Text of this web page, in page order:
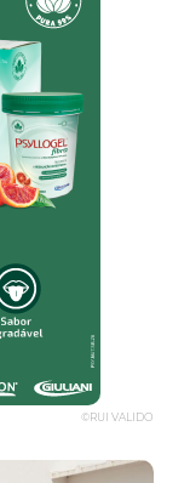
©RUI VALIDO